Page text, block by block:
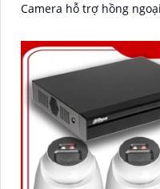
Camera hỗ trợ hồng